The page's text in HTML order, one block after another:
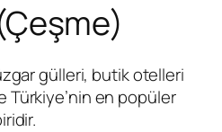
gülleri, butik otelleri
Türkiye’nin en popüler